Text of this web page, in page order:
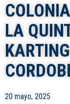
LA
20 mayo, 2025